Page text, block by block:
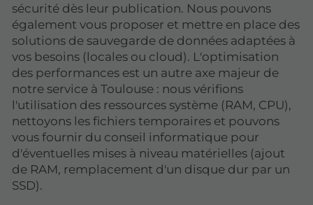
sécurité dès leur publication. Nous pouvons
également vous proposer et mettre en place des
solutions de sauvegarde de données adaptées à
vos besoins (locales ou cloud). L'optimisation
des performances est un autre axe majeur de
notre service à Toulouse : nous vérifions
l'utilisation des ressources système (RAM, CPU),
nettoyons les fichiers temporaires et pouvons
vous fournir du conseil informatique pour
d'éventuelles mises à niveau matérielles (ajout
de RAM, remplacement d'un disque dur par un
SSD).